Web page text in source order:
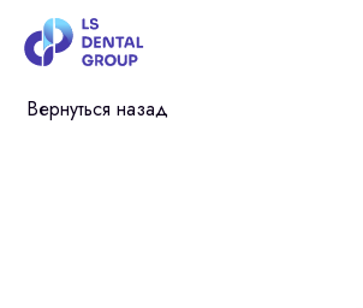
Вернуться назад